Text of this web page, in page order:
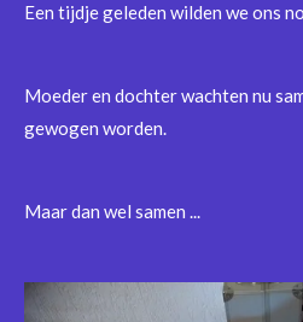
Een tijdje geleden wilden we ons
Moeder en dochter wachten nu
gewogen worden.
Maar dan wel samen ...